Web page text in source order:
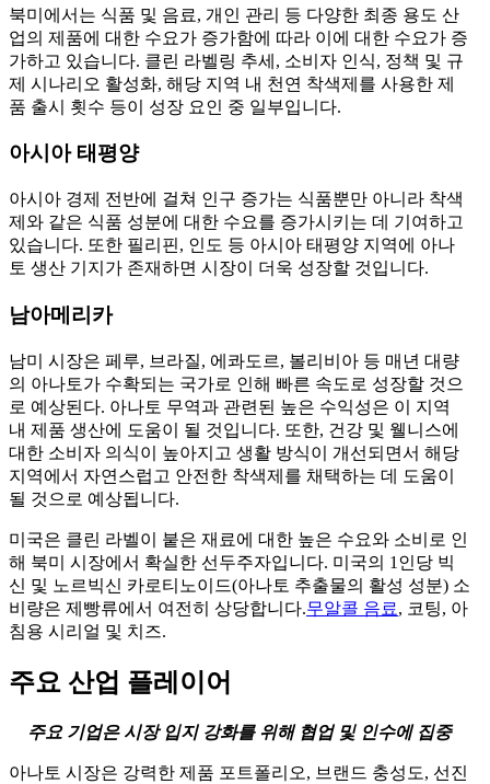
북미에서는 식품 및 음료, 개인 관리 등 다양한 최종 용도 산
업의 제품에 대한 수요가 증가함에 따라 이에 대한 수요가 증
가하고 있습니다. 클린 라벨링 추세, 소비자 인식, 정책 및 규
제 시나리오 활성화, 해당 지역 내 천연 착색제를 사용한 제
품 출시 횟수 등이 성장 요인 중 일부입니다.
아시아 태평양
아시아 경제 전반에 걸쳐 인구 증가는 식품뿐만 아니라 착색
제와 같은 식품 성분에 대한 수요를 증가시키는 데 기여하고
있습니다. 또한 필리핀, 인도 등 아시아 태평양 지역에 아나
토 생산 기지가 존재하면 시장이 더욱 성장할 것입니다.
남아메리카
남미 시장은 페루, 브라질, 에콰도르, 볼리비아 등 매년 대량
의 아나토가 수확되는 국가로 인해 빠른 속도로 성장할 것으
로 예상된다. 아나토 무역과 관련된 높은 수익성은 이 지역
내 제품 생산에 도움이 될 것입니다. 또한, 건강 및 웰니스에
대한 소비자 의식이 높아지고 생활 방식이 개선되면서 해당
지역에서 자연스럽고 안전한 착색제를 채택하는 데 도움이
될 것으로 예상됩니다.
미국은 클린 라벨이 붙은 재료에 대한 높은 수요와 소비로 인
해 북미 시장에서 확실한 선두주자입니다. 미국의 1인당 빅
신 및 노르빅신 카로티노이드(아나토 추출물의 활성 성분) 소
비량은 제빵류에서 여전히 상당합니다.무알콜 음료, 코팅, 아
침용 시리얼 및 치즈.
주요 산업 플레이어
주요 기업은 시장 입지 강화를 위해 협업 및 인수에 집중
아나토 시장은 강력한 제품 포트폴리오, 브랜드 충성도, 선진